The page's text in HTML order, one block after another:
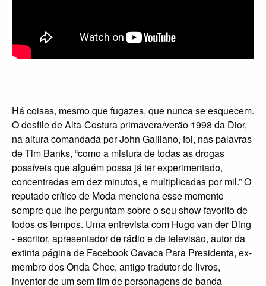
Há coisas, mesmo que fugazes, que nunca se esquecem.
O desfile de Alta-Costura primavera/verão 1998 da Dior,
na altura comandada por John Galliano, foi, nas palavras
de Tim Banks, “como a mistura de todas as drogas
possíveis que alguém possa já ter experimentado,
concentradas em dez minutos, e multiplicadas por mil.” O
reputado crítico de Moda menciona esse momento
sempre que lhe perguntam sobre o seu show favorito de
todos os tempos. Uma entrevista com Hugo van der Ding
- escritor, apresentador de rádio e de televisão, autor da
extinta página de Facebook Cavaca Para Presidenta, ex-
membro dos Onda Choc, antigo tradutor de livros,
inventor de um sem fim de personagens de banda